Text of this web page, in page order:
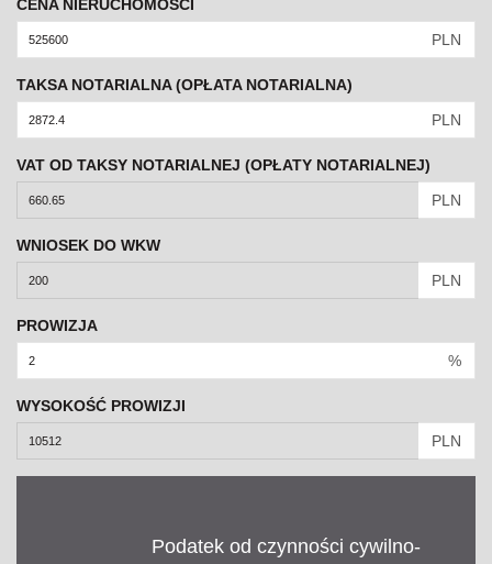
CENA NIERUCHOMOŚCI
PLN
TAKSA NOTARIALNA (OPŁATA NOTARIALNA)
PLN
VAT OD TAKSY NOTARIALNEJ (OPŁATY NOTARIALNEJ)
PLN
WNIOSEK DO WKW
PLN
PROWIZJA
%
WYSOKOŚĆ PROWIZJI
PLN
Podatek od czynności cywilno-